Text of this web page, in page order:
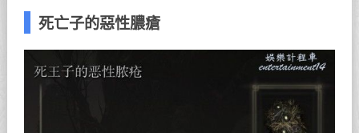
死亡子的惡性膿瘡